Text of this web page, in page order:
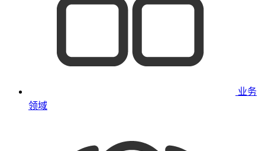
业务
领域